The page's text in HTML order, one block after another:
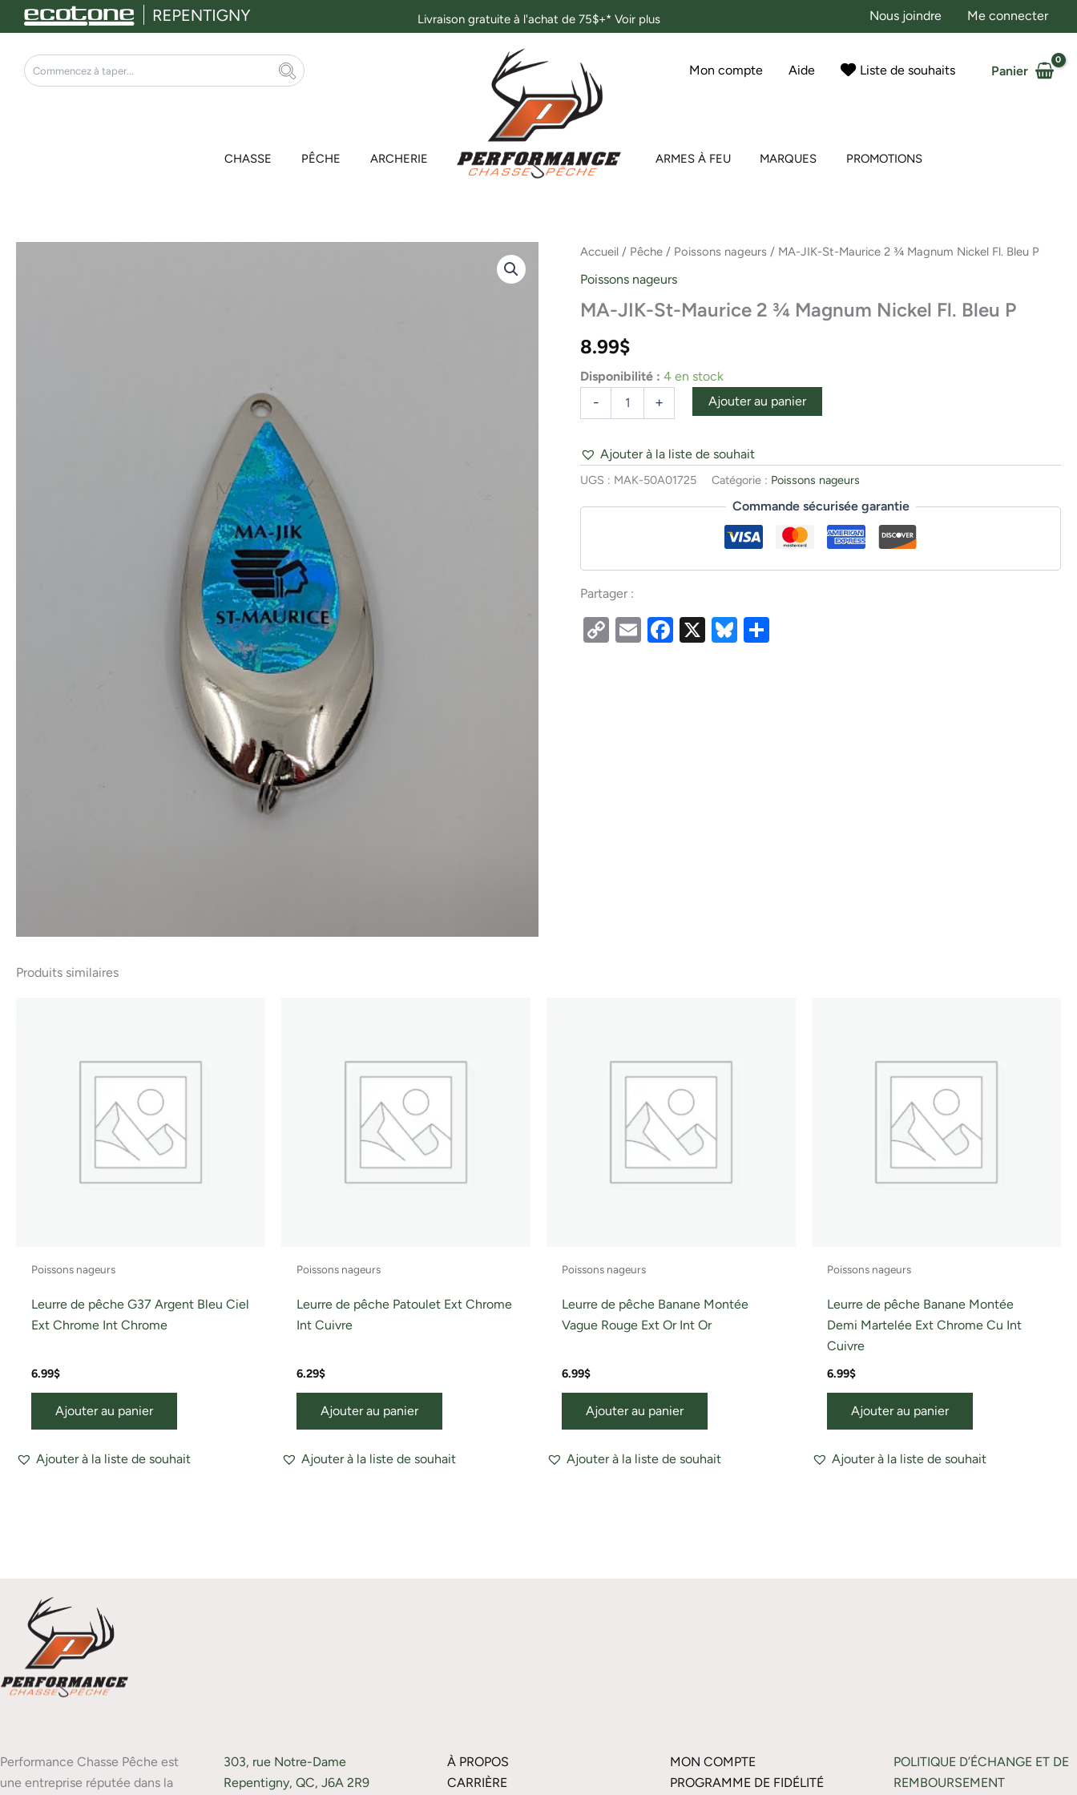
Aller
au
contenu
Livraison gratuite à l'achat de 75$+* Voir plus Nous joindre Me connecter
Rechercher
Mon compte Aide Liste de souhaits Panier
CHASSE PÊCHE ARCHERIE ARMES À FEU MARQUES PROMOTIONS
Accueil / Pêche / Poissons nageurs / MA-JIK-St-Maurice 2 ¾ Magnum Nickel Fl. Bleu P
Poissons nageurs
MA-JIK-St-Maurice 2 ¾ Magnum Nickel Fl. Bleu P
8.99$
Disponibilité : 4 en stock
-
quantité
MA-
St-
2
Magnum
+ Ajouter au panier
Ajouter à la liste de souhait
UGS : MAK-50A01725 Catégorie : Poissons nageurs
Commande sécurisée garantie
Partager :
CopyEmailFacebook
X Bluesky
Produits similaires
Poissons nageurs
Leurre de pêche G37 Argent Bleu Ciel
Ext Chrome Int Chrome
6.99$
Ajouter au panier
Ajouter à la liste de souhait
Poissons nageurs
Leurre de pêche Patoulet Ext Chrome
Int Cuivre
6.29$
Ajouter au panier
Ajouter à la liste de souhait
Poissons nageurs
Leurre de pêche Banane Montée
Vague Rouge Ext Or Int Or
6.99$
Ajouter au panier
Ajouter à la liste de souhait
Poissons nageurs
Leurre de pêche Banane Montée
Demi Martelée Ext Chrome Cu Int
Cuivre
6.99$
Ajouter au panier
Ajouter à la liste de souhait
Performance Chasse Pêche est
une entreprise réputée dans la
303, rue Notre-Dame
Repentigny, QC, J6A 2R9
À PROPOS
CARRIÈRE
MON COMPTE
PROGRAMME DE FIDÉLITÉ
POLITIQUE D’ÉCHANGE ET DE
REMBOURSEMENT